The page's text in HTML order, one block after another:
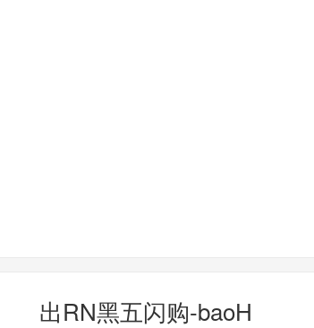
出RN黑五闪购-baoH